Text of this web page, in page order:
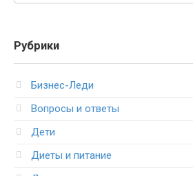
Рубрики
Бизнес-Леди
Вопросы и ответы
Дети
Диеты и питание